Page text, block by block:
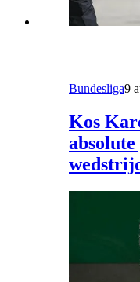
Bundesliga9
Kos